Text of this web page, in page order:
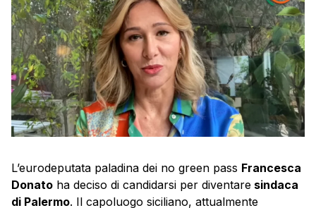
L’eurodeputata paladina dei no green pass Francesca
Donato ha deciso di candidarsi per diventare sindaca
di Palermo. Il capoluogo siciliano, attualmente